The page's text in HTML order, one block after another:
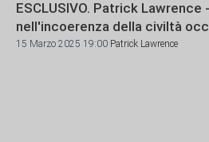
ESCLUSIVO. Patrick Lawrence
nell'incoerenza della civiltà
15 Marzo 2025 19:00 Patrick Lawrence